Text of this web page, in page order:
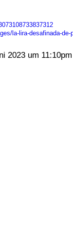
la-lira-desafinada-de-
2023 um